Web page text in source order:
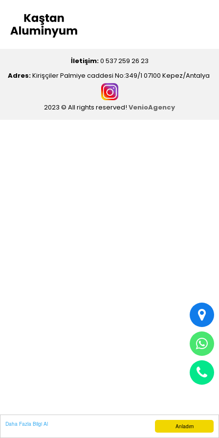
Anladım
Daha Fazla Bilgi Al
İletişim:0 537 259 26 23
Adres:Kirişçiler Palmiye caddesi No:349/1 07100 Kepez/Antalya
2023 © All rights reserved! VenioAgency